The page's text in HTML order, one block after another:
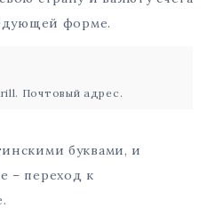
форме.
Почтовый адрес.
буквами, и
– переход к